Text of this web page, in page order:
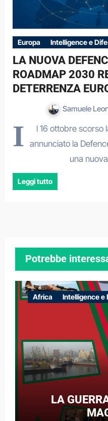
Europa Intelligence e
LA NUOVA
ROADMAP 2030
DETERRENZA
Samuele
I
l 16 ottobre scorso
annunciato la
una
Leggi tutto
Potrebbe
Africa Intelligence e
LA